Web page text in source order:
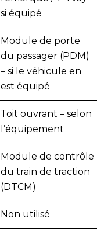
si équipé
Module de porte
du passager (PDM)
– si le véhicule en
est équipé
Toit ouvrant – selon
l’équipement
Module de contrôle
du train de traction
(DTCM)
Non utilisé